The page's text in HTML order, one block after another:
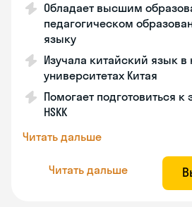
Обладает высшим
педагогическом
языку
Изучала китайский язык в
университетах Китая
Помогает подготовиться к
HSKK
Читать дальше
Читать дальше